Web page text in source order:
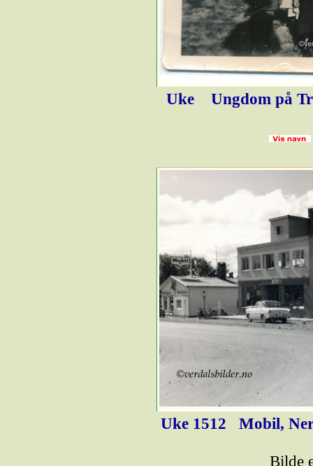
Uke Ungdom på
Uke 1512 Mobil,
Bilde